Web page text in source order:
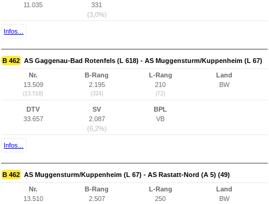
11.035
331
(3,0%)
Infos...
B 462 AS Gaggenau-Bad Rotenfels (L 618) - AS Muggensturm/Kuppenheim (L 67)
Nr.
13.509
(13.518)
B-Rang
2.195
(324)
L-Rang
210
(72)
Land
BW
DTV
33.657
SV
2.087
(6,2%)
BPL
VB
Infos...
B 462 AS Muggensturm/Kuppenheim (L 67) - AS Rastatt-Nord (A 5) (49)
Nr.
13.510
B-Rang
2.507
L-Rang
250
Land
BW